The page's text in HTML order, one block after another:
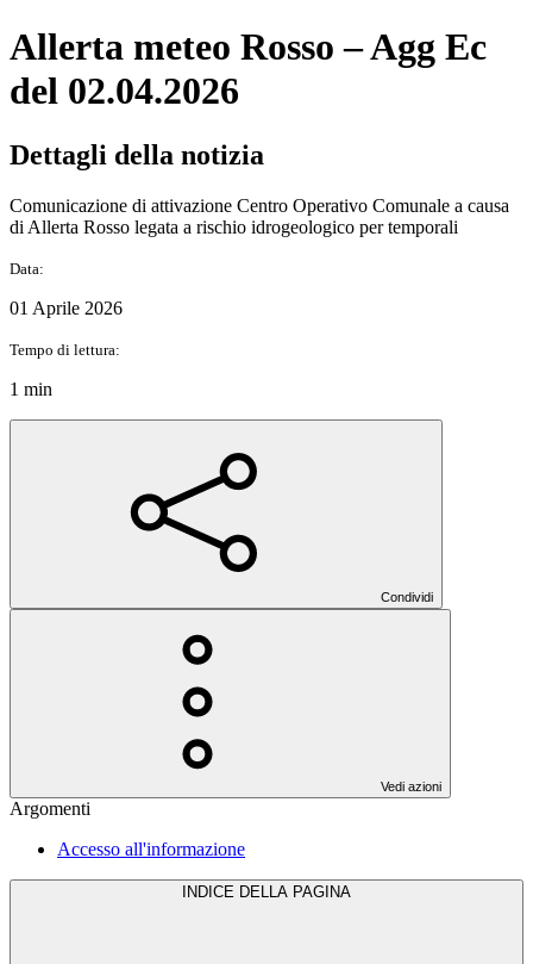
Allerta meteo Rosso – Agg Ec
del 02.04.2026
Dettagli della notizia
Comunicazione di attivazione Centro Operativo Comunale a causa
di Allerta Rosso legata a rischio idrogeologico per temporali
Data:
01 Aprile 2026
Tempo di lettura:
1 min
Condividi
Vedi azioni
Argomenti
Accesso all'informazione
INDICE DELLA PAGINA